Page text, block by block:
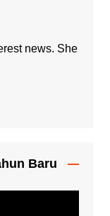
news. She
Baru